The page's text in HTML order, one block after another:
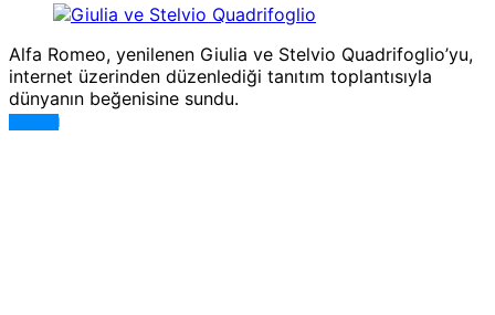
Alfa Romeo, yenilenen Giulia ve Stelvio Quadrifoglio’yu,
internet üzerinden düzenlediği tanıtım toplantısıyla
dünyanın beğenisine sundu.
DEVAMI